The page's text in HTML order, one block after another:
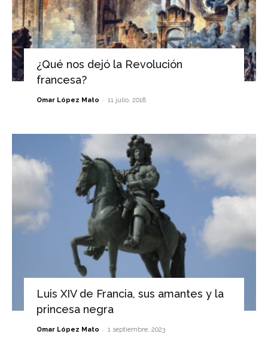
¿Qué nos dejó la Revolución
francesa?
Omar López Mato - 11 julio, 2018
Luis XIV de Francia, sus amantes y la
princesa negra
Omar López Mato - 1 septiembre, 2023